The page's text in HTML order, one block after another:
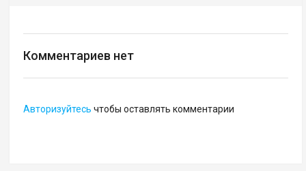
Комментариев нет
Авторизуйтесь чтобы оставлять комментарии